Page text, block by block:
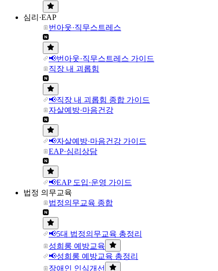
심리·EAP
번아웃·직무스트레스
📢번아웃·직무스트레스 가이드
직장 내 괴롭힘
📢직장 내 괴롭힘 종합 가이드
자살예방·마음건강
📢자살예방·마음건강 가이드
EAP·심리상담
📢EAP 도입·운영 가이드
법정 의무교육
법정의무교육 종합
📢5대 법정의무교육 총정리
성희롱 예방교육
📢성희롱 예방교육 총정리
장애인 인식개선